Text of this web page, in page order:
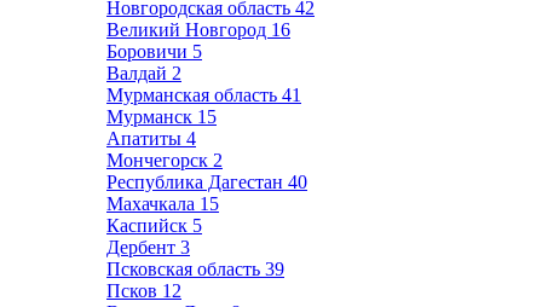
Новгородская область 42
Великий Новгород 16
Боровичи 5
Валдай 2
Мурманская область 41
Мурманск 15
Апатиты 4
Мончегорск 2
Республика Дагестан 40
Махачкала 15
Каспийск 5
Дербент 3
Псковская область 39
Псков 12